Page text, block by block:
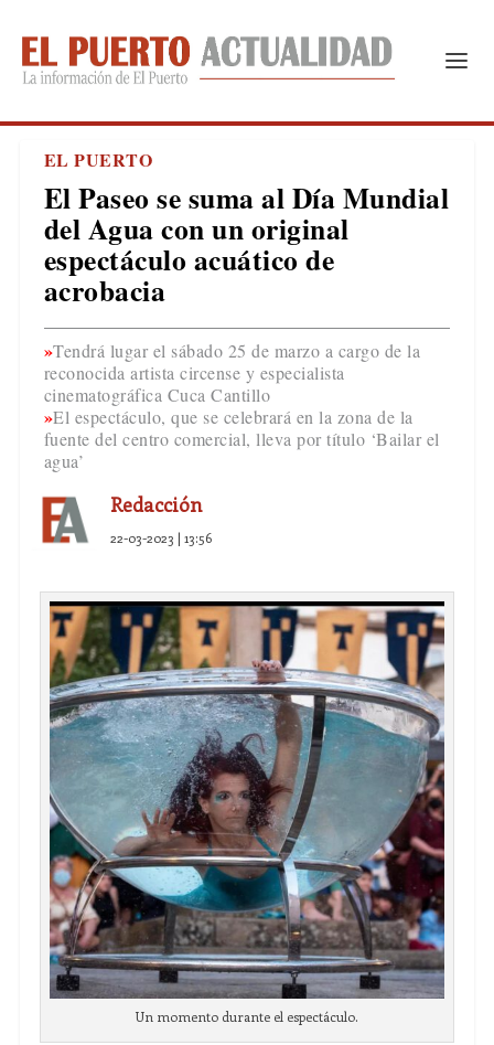
EL PUERTO
El Paseo se suma al Día Mundial
del Agua con un original
espectáculo acuático de
acrobacia
Tendrá lugar el sábado 25 de marzo a cargo de la
reconocida artista circense y especialista
cinematográfica Cuca Cantillo
El espectáculo, que se celebrará en la zona de la
fuente del centro comercial, lleva por título ‘Bailar el
agua’
Redacción
22-03-2023 | 13:56
Un momento durante el espectáculo.